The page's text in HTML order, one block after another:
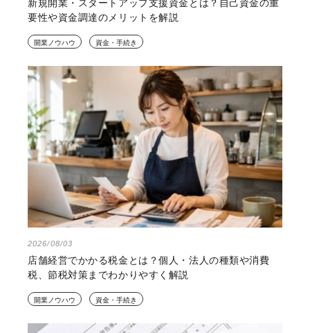
新規開業・スタートアップ支援資金とは？自己資金の重
要性や資金調達のメリットを解説
開業ノウハウ 資金・手続き
2026/08/03
店舗経営でかかる税金とは？個人・法人の種類や消費
税、節税対策までわかりやすく解説
開業ノウハウ 資金・手続き